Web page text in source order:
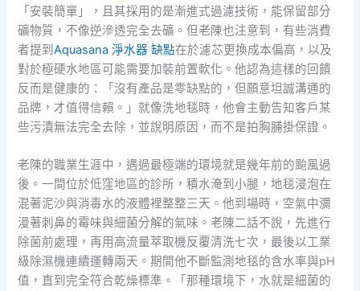
「安裝簡單」，且其採用的是漸進式過濾技術，能保留部分
礦物質，不像逆滲透完全去礦。但老陳也注意到，有些消費
者提到Aquasana 淨水器 缺點在於濾芯更換成本偏高，以及
對於極硬水地區可能需要加裝前置軟化。他認為這樣的回饋
反而是健康的：「沒有產品是零缺點的，但願意坦誠溝通的
品牌，才值得信賴。」就像洗地毯時，他會主動告知客戶某
些污漬無法完全去除，並說明原因，而不是拍胸脯掛保證。
老陳的職業生涯中，遇過最極端的環境就是幾年前的颱風過
後。一間位於低窪地區的診所，積水淹到小腿，地毯浸泡在
混著泥沙與消毒水的液體裡整整三天。他到場時，空氣中瀰
漫著刺鼻的霉味與細菌分解的氣味。老陳二話不說，先進行
除菌前處理，再用高流量萃取機反覆清洗七次，最後以工業
級除濕機連續運轉兩天。期間他不斷監測地毯的含水率與pH
值，直到完全符合乾燥標準。「那種環境下，水就是細菌的